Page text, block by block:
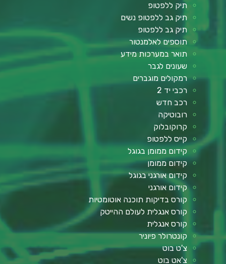
תיק ללפטופ
תיק גב ללפטופ נשים
תיק גב ללפטופ
תוספים לאלמנטור
תואר במערכות מידע
שעונים לגבר
רמקולים מוגברים
רכבי יד 2
רכב חדש
רובוטיקה
קרוקובלוק
קייס ללפטופ
קידום ממומן בגוגל
קידום ממומן
קידום אורגני בגוגל
קידום אורגני
קורס בדיקות תוכנה אוטומטיות
קורס אנגלית לעולם ההייטק
קורס אנגלית
קונטרולר פיוניר
צ'ט בוט
צ'אט בוט